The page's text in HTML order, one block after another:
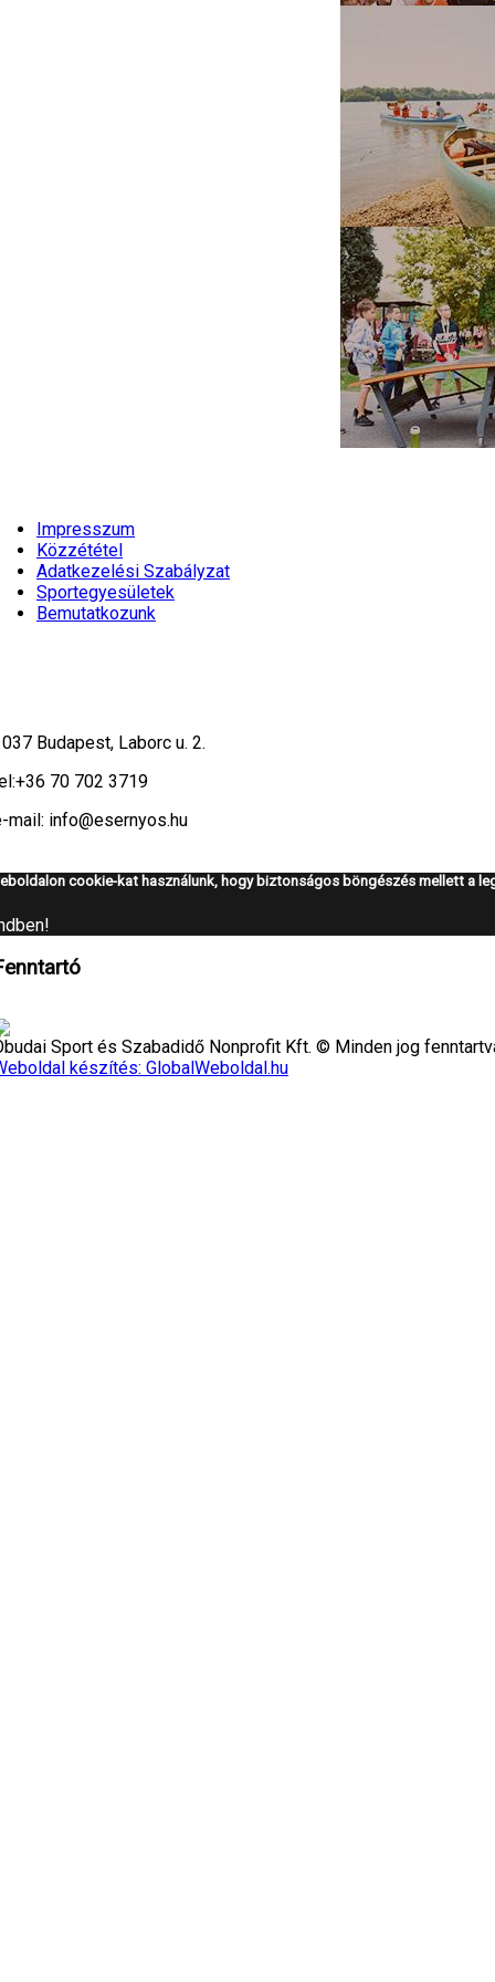
Impresszum
Közzététel
Adatkezelési Szabályzat
Sportegyesületek
Bemutatkozunk
Budapest, Laborc u. 2.
+36 70 702 3719
mail: info@esernyos.hu
cookie-kat használunk, hogy biztonságos böngészés mellett a
Sport és Szabadidő Nonprofit Kft. © Minden jog
készítés: GlobalWeboldal.hu